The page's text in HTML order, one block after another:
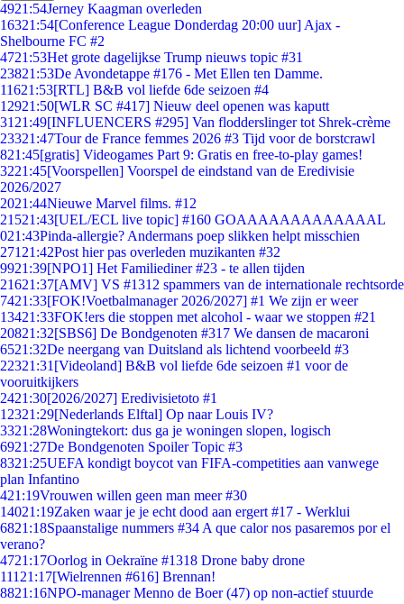
4921:54Jerney Kaagman overleden
16321:54[Conference League Donderdag 20:00 uur] Ajax -
Shelbourne FC #2
4721:53Het grote dagelijkse Trump nieuws topic #31
23821:53De Avondetappe #176 - Met Ellen ten Damme.
11621:53[RTL] B&B vol liefde 6de seizoen #4
12921:50[WLR SC #417] Nieuw deel openen was kaputt
31 21:49[INFLUENCERS #295] Van flodderslinger tot Shrek-crème
23321:47Tour de France femmes 2026 #3 Tijd voor de borstcrawl
821:45[gratis] Videogames Part 9: Gratis en free-to-play games!
3221:45[Voorspellen] Voorspel de eindstand van de Eredivisie
2026/2027
2021:44Nieuwe Marvel films. #12
21521:43[UEL/ECL live topic] #160 GOAAAAAAAAAAAAAL
021:43Pinda-allergie? Andermans poep slikken helpt misschien
271 21:42Post hier pas overleden muzikanten #32
9921:39[NPO1] Het Familiediner #23 - te allen tijden
21621:37[AMV] VS #1312 spammers van de internationale rechtsorde
7421:33[FOK!Voetbalmanager 2026/2027] #1 We zijn er weer
13421:33FOK!ers die stoppen met alcohol - waar we stoppen #21
20821:32[SBS6] De Bondgenoten #317 We dansen de macaroni
6521:32De neergang van Duitsland als lichtend voorbeeld #3
22321:31 [Videoland] B&B vol liefde 6de seizoen #1 voor de
vooruitkijkers
2421:30[2026/2027] Eredivisietoto #1
12321:29[Nederlands Elftal] Op naar Louis IV?
3321:28Woningtekort: dus ga je woningen slopen, logisch
6921:27De Bondgenoten Spoiler Topic #3
8321:25UEFA kondigt boycot van FIFA-competities aan vanwege
plan Infantino
421:19Vrouwen willen geen man meer #30
14021:19Zaken waar je je echt dood aan ergert #17 - Werklui
6821:18Spaanstalige nummers #34 A que calor nos pasaremos por el
verano?
4721:17Oorlog in Oekraïne #1318 Drone baby drone
111 21:17[Wielrennen #616] Brennan!
8821:16NPO-manager Menno de Boer (47) op non-actief stuurde